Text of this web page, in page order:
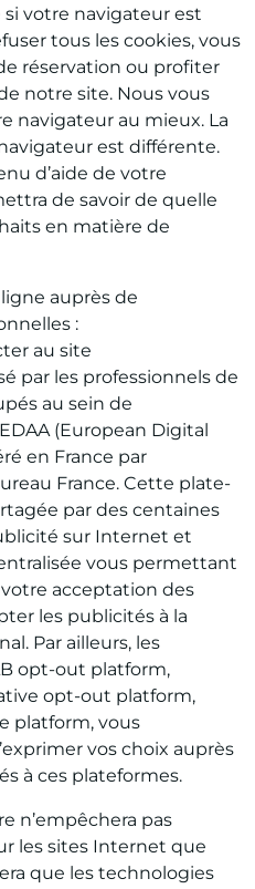
votre navigateur est
tous les cookies, vous
réservation ou profiter
notre site. Nous vous
navigateur au mieux. La
est différente.
d’aide de votre
de savoir de quelle
en matière de
ligne auprès de
:
au site
par les professionnels de
au sein de
(European Digital
en France par
France. Cette plate-
par des centaines
sur Internet et
vous permettant
acceptation des
les publicités à la
Par ailleurs, les
opt-out platform,
opt-out platform,
platform, vous
vos choix auprès
à ces plateformes.
n’empêchera pas
les sites Internet que
que les technologies